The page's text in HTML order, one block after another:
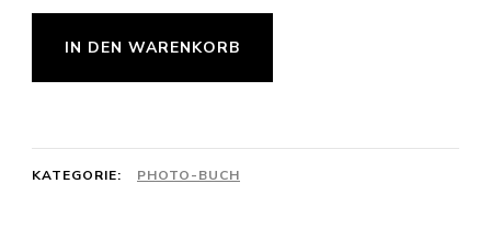
IN DEN WARENKORB
KATEGORIE: PHOTO-BUCH